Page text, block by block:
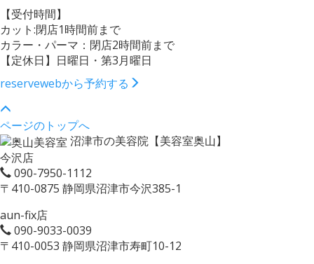
【受付時間】
カット:閉店1時間前まで
カラー・パーマ：閉店2時間前まで
【定休日】日曜日・第3月曜日
reservewebから予約する
ページのトップへ
沼津市の美容院【美容室奥山】
今沢店
090-7950-1112
〒410-0875 静岡県沼津市今沢385-1
aun-fix店
090-9033-0039
〒410-0053 静岡県沼津市寿町10-12